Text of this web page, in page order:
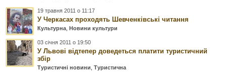
19 травня 2011 о 11:17
У Черкасах проходять Шевченківські читання
Культурна ,Новини культури
03 січня 2011 о 19:50
У Львові відтепер доведеться платити туристичний
збір
Туристичні новини ,Туристична